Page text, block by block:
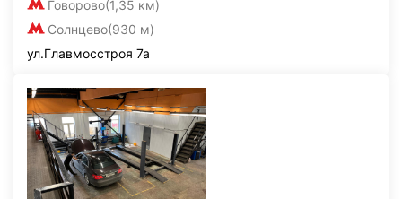
Говорово(1,35 км)
Солнцево(930 м)
ул.Главмосстроя 7а